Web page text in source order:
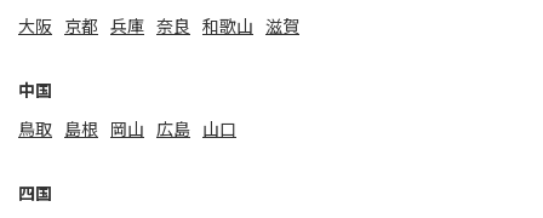
大阪
京都 兵庫 奈良 和歌山 滋賀
中国
鳥取
島根 岡山 広島 山口
四国